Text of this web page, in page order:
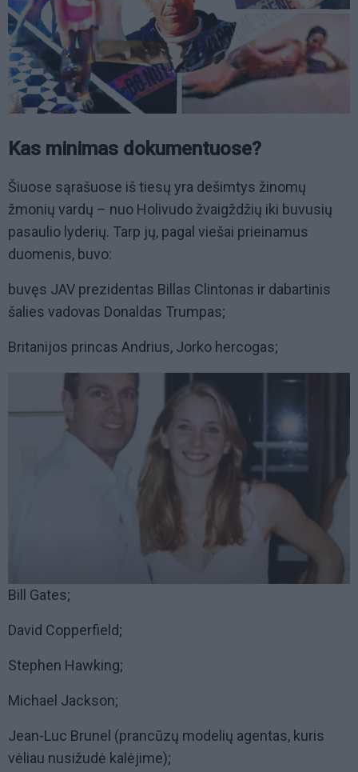
Kas minimas dokumentuose?
Šiuose sąrašuose iš tiesų yra dešimtys žinomų
žmonių vardų – nuo Holivudo žvaigždžių iki buvusių
pasaulio lyderių. Tarp jų, pagal viešai prieinamus
duomenis, buvo:
buvęs JAV prezidentas Billas Clintonas ir dabartinis
šalies vadovas Donaldas Trumpas;
Britanijos princas Andrius, Jorko hercogas;
Bill Gates;
David Copperfield;
Stephen Hawking;
Michael Jackson;
Jean-Luc Brunel (prancūzų modelių agentas, kuris
vėliau nusižudė kalėjime);